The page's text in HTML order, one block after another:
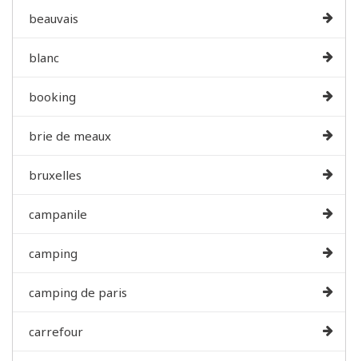
beauvais
blanc
booking
brie de meaux
bruxelles
campanile
camping
camping de paris
carrefour